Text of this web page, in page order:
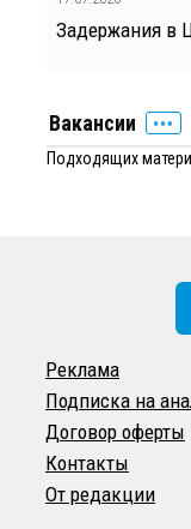
Задержания в
Вакансии
Подходящих
Реклама
Подписка на
Договор оферты
Контакты
От редакции